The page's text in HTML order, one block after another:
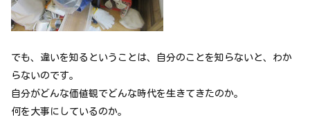
でも、違いを知るということは、自分のことを知らないと、わか
らないのです。
自分がどんな価値観でどんな時代を生きてきたのか。
何を大事にしているのか。